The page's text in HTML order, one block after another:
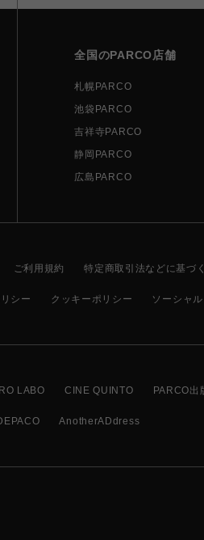
全国のPARCO店舗
札幌PARCO
池袋PARCO
吉祥寺PARCO
静岡PARCO
広島PARCO
ご利用規約 特定商取引法などに基づ
シー クッキーポリシー ソーシャ
LABO CINE QUINTO PARCO出
AnotherADdress